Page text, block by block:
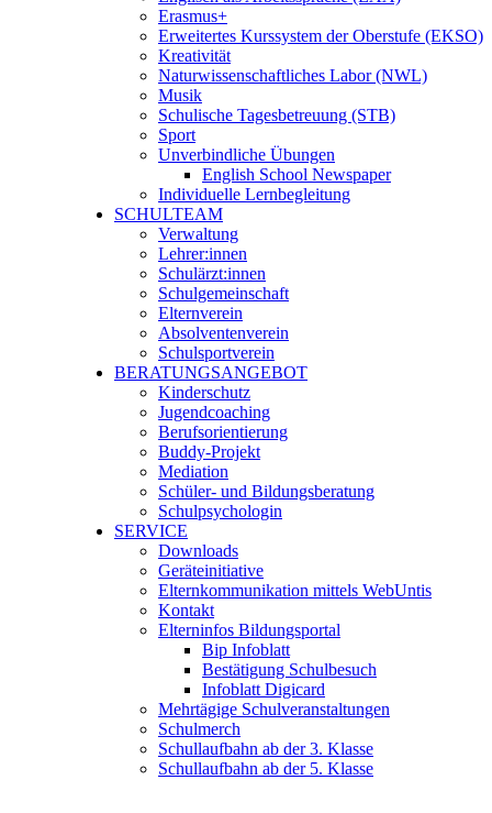
Erasmus+
Erweitertes Kurssystem der Oberstufe (EKSO)
Kreativität
Naturwissenschaftliches Labor (NWL)
Musik
Schulische Tagesbetreuung (STB)
Sport
Unverbindliche Übungen
English School Newspaper
Individuelle Lernbegleitung
SCHULTEAM
Verwaltung
Lehrer:innen
Schulärzt:innen
Schulgemeinschaft
Elternverein
Absolventenverein
Schulsportverein
BERATUNGSANGEBOT
Kinderschutz
Jugendcoaching
Berufsorientierung
Buddy-Projekt
Mediation
Schüler- und Bildungsberatung
Schulpsychologin
SERVICE
Downloads
Geräteinitiative
Elternkommunikation mittels WebUntis
Kontakt
Elterninfos Bildungsportal
Bip Infoblatt
Bestätigung Schulbesuch
Infoblatt Digicard
Mehrtägige Schulveranstaltungen
Schulmerch
Schullaufbahn ab der 3. Klasse
Schullaufbahn ab der 5. Klasse